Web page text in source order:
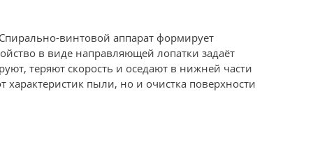
винтовой аппарат формирует
в виде направляющей лопатки задаёт
теряют скорость и оседают в нижней части
пыли, но и очистка поверхности